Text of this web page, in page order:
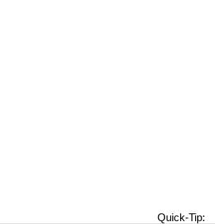
Quick-Tip: